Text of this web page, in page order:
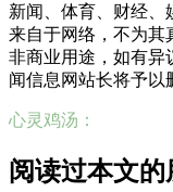
新闻、体育、财经、
来自于网络，不为其
非商业用途，如有异
闻信息网站长将予以
心灵鸡汤：
阅读过本文